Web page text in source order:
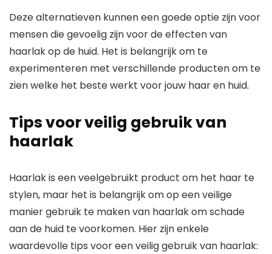
Deze alternatieven kunnen een goede optie zijn voor
mensen die gevoelig zijn voor de effecten van
haarlak op de huid. Het is belangrijk om te
experimenteren met verschillende producten om te
zien welke het beste werkt voor jouw haar en huid.
Tips voor veilig gebruik van
haarlak
Haarlak is een veelgebruikt product om het haar te
stylen, maar het is belangrijk om op een veilige
manier gebruik te maken van haarlak om schade
aan de huid te voorkomen. Hier zijn enkele
waardevolle tips voor een veilig gebruik van haarlak: